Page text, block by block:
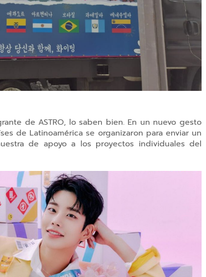
de ASTRO, lo saben bien. En un nuevo gesto
de Latinoamérica se organizaron para enviar un
de apoyo a los proyectos individuales del